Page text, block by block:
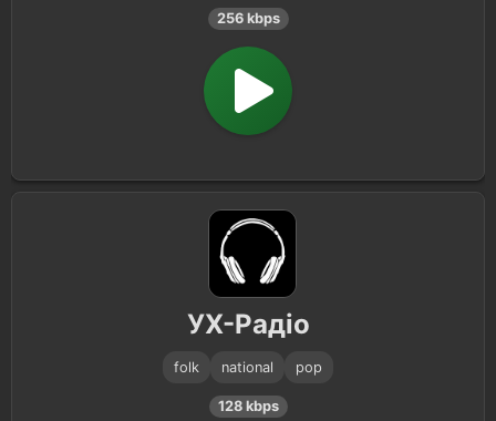
256 kbps
УХ-Радіо
folk national pop
128 kbps